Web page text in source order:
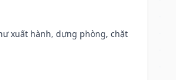
xuất hành, dựng phòng, chặt